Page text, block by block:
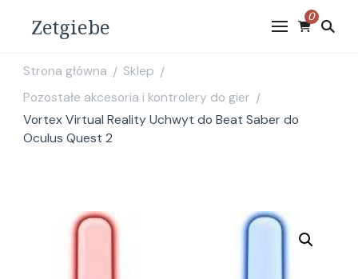
Zetgiebe 0
Strona główna / Sklep /
Pozostałe akcesoria i kontrolery do gier /
Vortex Virtual Reality Uchwyt do Beat Saber do
Oculus Quest 2